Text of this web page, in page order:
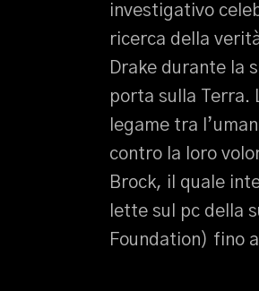
investigativo
ricerca della
Drake durante la
porta sulla Terra.
legame tra
contro la loro
Brock, il quale
lette sul pc della
Foundation) fino